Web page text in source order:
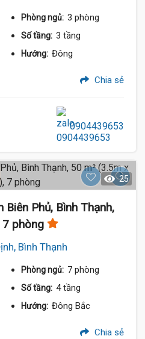
Phòng ngủ: 3 phòng
Số tầng: 3 tầng
Hướng: Đông
Chia sẻ
0904439653
25
Biên Phủ, Bình Thạnh,
7 phòng
Bình Thạnh
Phòng ngủ: 7 phòng
Số tầng: 4 tầng
Hướng: Đông Bắc
Chia sẻ